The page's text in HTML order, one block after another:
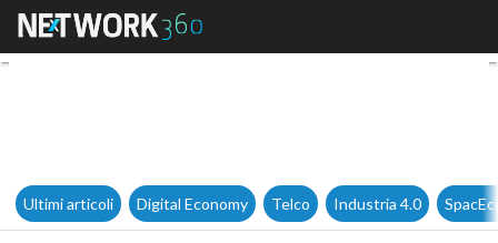
Criptovalute, tutti gli
Ultimi articoli Digital Economy Telco Industria 4.0